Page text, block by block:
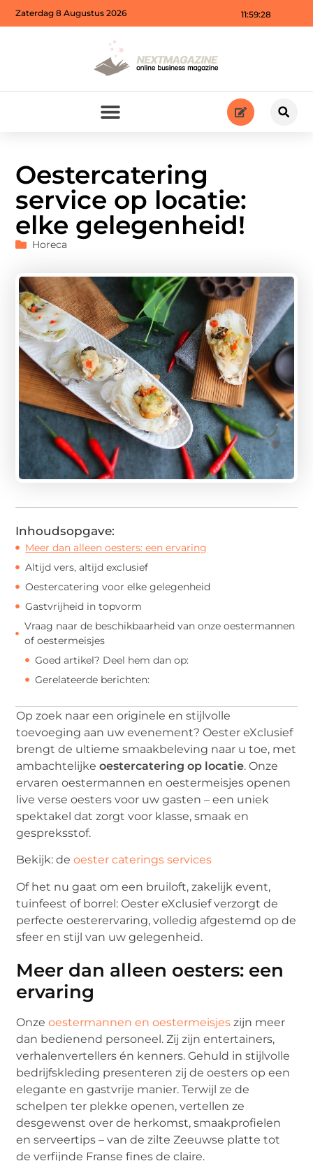
11:59:28
Zaterdag 8 Augustus 2026
Oestercatering
service op locatie:
elke gelegenheid!
Horeca
Inhoudsopgave:
Meer dan alleen oesters: een ervaring
Altijd vers, altijd exclusief
Oestercatering voor elke gelegenheid
Gastvrijheid in topvorm
Vraag naar de beschikbaarheid van onze oestermannen
of oestermeisjes
Goed artikel? Deel hem dan op:
Gerelateerde berichten:
Op zoek naar een originele en stijlvolle
toevoeging aan uw evenement? Oester eXclusief
brengt de ultieme smaakbeleving naar u toe, met
ambachtelijkeoestercatering op locatie. Onze
ervaren oestermannen en oestermeisjes openen
live verse oesters voor uw gasten – een uniek
spektakel dat zorgt voor klasse, smaak en
gespreksstof.
Bekijk: deoester caterings services
Of het nu gaat om een bruiloft, zakelijk event,
tuinfeest of borrel: Oester eXclusief verzorgt de
perfecte oesterervaring, volledig afgestemd op de
sfeer en stijl van uw gelegenheid.
Meer dan alleen oesters: een
ervaring
Onzeoestermannen en oestermeisjes zijn meer
dan bedienend personeel. Zij zijn entertainers,
verhalenvertellers én kenners. Gehuld in stijlvolle
bedrijfskleding presenteren zij de oesters op een
elegante en gastvrije manier. Terwijl ze de
schelpen ter plekke openen, vertellen ze
desgewenst over de herkomst, smaakprofielen
en serveertips – van de zilte Zeeuwse platte tot
de verfijnde Franse fines de claire.